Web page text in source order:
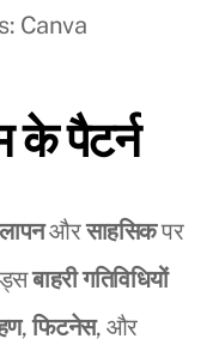
Canva
के पैटर्न
औरसाहसिकपर
बाहरी गतिविधियों
,फिटनेस, और